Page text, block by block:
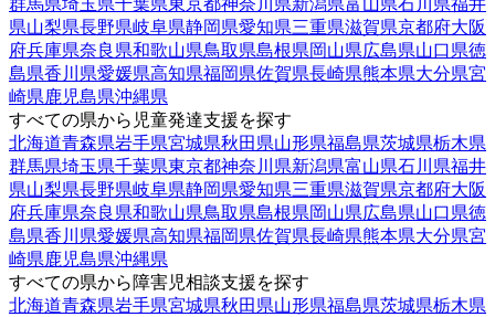
群馬県埼玉県千葉県東京都神奈川県新潟県富山県石川県福井
県山梨県長野県岐阜県静岡県愛知県三重県滋賀県京都府大阪
府兵庫県奈良県和歌山県鳥取県島根県岡山県広島県山口県徳
島県香川県愛媛県高知県福岡県佐賀県長崎県熊本県大分県宮
崎県鹿児島県沖縄県
すべての県から児童発達支援を探す
北海道青森県岩手県宮城県秋田県山形県福島県茨城県栃木県
群馬県埼玉県千葉県東京都神奈川県新潟県富山県石川県福井
県山梨県長野県岐阜県静岡県愛知県三重県滋賀県京都府大阪
府兵庫県奈良県和歌山県鳥取県島根県岡山県広島県山口県徳
島県香川県愛媛県高知県福岡県佐賀県長崎県熊本県大分県宮
崎県鹿児島県沖縄県
すべての県から障害児相談支援を探す
北海道青森県岩手県宮城県秋田県山形県福島県茨城県栃木県